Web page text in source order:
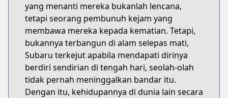
yang menanti mereka bukanlah lencana,
tetapi seorang pembunuh kejam yang
membawa mereka kepada kematian. Tetapi,
bukannya terbangun di alam selepas mati,
Subaru terkejut apabila mendapati dirinya
berdiri sendirian di tengah hari, seolah-olah
tidak pernah meninggalkan bandar itu.
Dengan itu, kehidupannya di dunia lain secara